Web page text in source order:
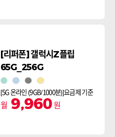
[리퍼폰] 갤럭시Z플립
65G_256G
민트 블루 실버 쉐도우
옐로우
[5G 온라인 (9GB/1000분)]요금제 기준
월 9,960원